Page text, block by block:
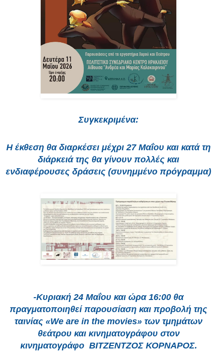
Συγκεκριμένα:
Η έκθεση θα διαρκέσει μέχρι 27 Μαΐου και κατά τη
διάρκειά της θα γίνουν πολλές και
ενδιαφέρουσες δράσεις (συνημμένο πρόγραμμα)
-Κυριακή 24 Μαΐου και ώρα 16:00 θα
πραγματοποιηθεί παρουσίαση και προβολή της
ταινίας «We are in the movies» των τμημάτων
θεάτρου και κινηματογράφου στον
κινηματογράφο ΒΙΤΖΕΝΤΖΟΣ ΚΟΡΝΑΡΟΣ.